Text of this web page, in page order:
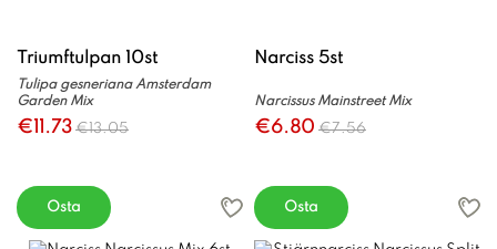
Triumftulpan 10st
Tulipa gesneriana Amsterdam
Garden Mix
€11.73 €13.05
Osta
Narciss 5st
Narcissus Mainstreet Mix
€6.80 €7.56
Osta